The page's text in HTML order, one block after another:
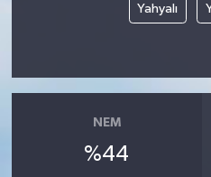
Yahyalı
NEM
%44
Sokak Hayvanlarını